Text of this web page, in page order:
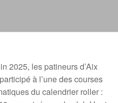
2025, les patineurs d’Aix
à l’une des courses
du calendrier roller :